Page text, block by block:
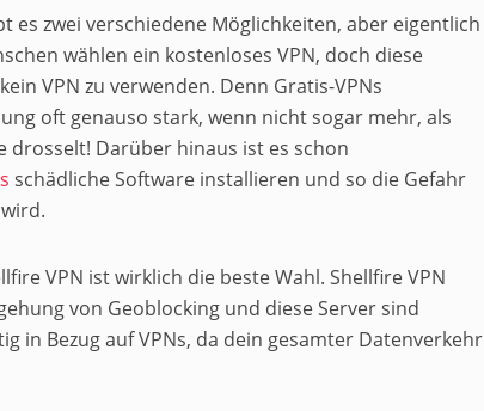
es zwei verschiedene Möglichkeiten, aber eigentlich
wählen ein kostenloses VPN, doch diese
VPN zu verwenden. Denn Gratis-VPNs
oft genauso stark, wenn nicht sogar mehr, als
Darüber hinaus ist es schon
schädliche Software installieren und so die Gefahr
VPN ist wirklich die beste Wahl. Shellfire VPN
von Geoblocking und diese Server sind
in Bezug auf VPNs, da dein gesamter Datenverkehr